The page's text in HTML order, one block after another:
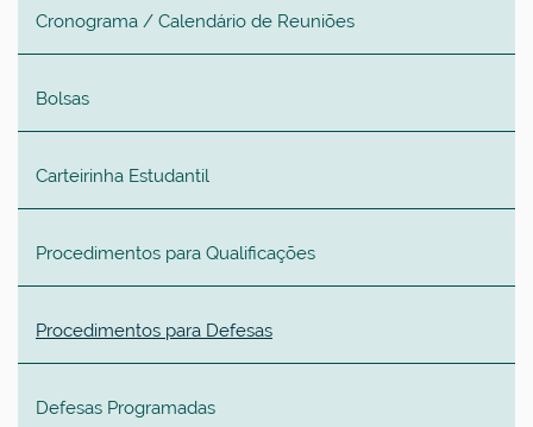
Cronograma / Calendário de Reuniões
Bolsas
Carteirinha Estudantil
Procedimentos para Qualificações
Procedimentos para Defesas
Defesas Programadas